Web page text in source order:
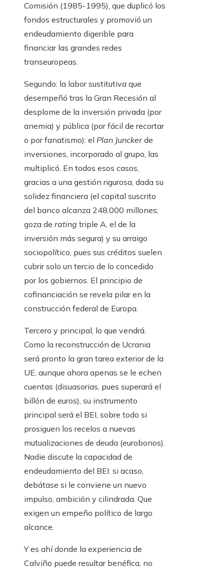
Comisión (1985-1995), que duplicó los
fondos estructurales y promovió un
endeudamiento digerible para
financiar las grandes redes
transeuropeas.
Segundo: la labor sustitutiva que
desempeñó tras la Gran Recesión al
desplome de la inversión privada (por
anemia) y pública (por fácil de recortar
o por fanatismo): el Plan Junckerde
inversiones, incorporado al grupo, las
multiplicó. En todos esos casos,
gracias a una gestión rigurosa, dada su
solidez financiera (el capital suscrito
del banco alcanza 248.000 millones;
goza de rating triple A, el de la
inversión más segura) y su arraigo
sociopolítico, pues sus créditos suelen
cubrir solo un tercio de lo concedido
por los gobiernos. El principio de
cofinanciación se revela pilar en la
construcción federal de Europa.
Tercero y principal, lo que vendrá.
Como la reconstrucción de Ucrania
será pronto la gran tarea exterior de la
UE, aunque ahora apenas se le echen
cuentas (disuasorias, pues superará el
billón de euros), su instrumento
principal será el BEI, sobre todo si
prosiguen los recelos a nuevas
mutualizaciones de deuda (eurobonos).
Nadie discute la capacidad de
endeudamiento del BEI: si acaso,
debátase si le conviene un nuevo
impulso, ambición y cilindrada. Que
exigen un empeño político de largo
alcance.
Y es ahí donde la experiencia de
Calviño puede resultar benéfica, no